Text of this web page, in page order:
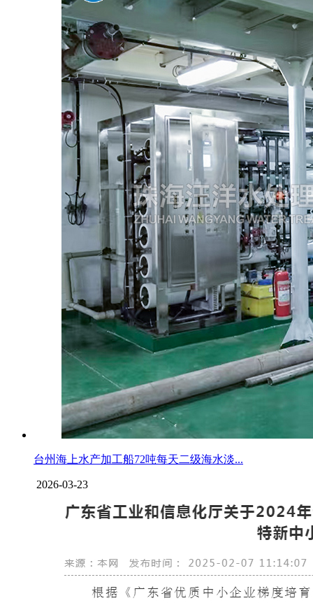
台州海上水产加工船72吨每天二级海水淡...
2026-03-23